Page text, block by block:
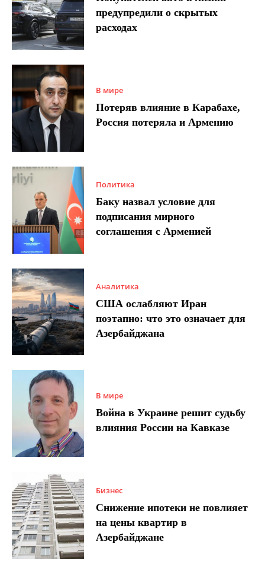
предупредили о скрытых
расходах
В мире
Потеряв влияние в Карабахе,
Россия потеряла и Армению
Политика
Баку назвал условие для
подписания мирного
соглашения с Арменией
Аналитика
США ослабляют Иран
поэтапно: что это означает для
Азербайджана
В мире
Война в Украине решит судьбу
влияния России на Кавказе
Бизнес
Снижение ипотеки не повлияет
на цены квартир в
Азербайджане